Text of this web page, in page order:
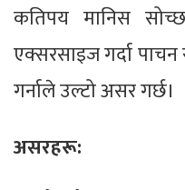
कतिपय मानिस
एक्सरसाइज गर्दा पाचन
गर्नाले उल्टो असर गर्छ।
असरहरू: